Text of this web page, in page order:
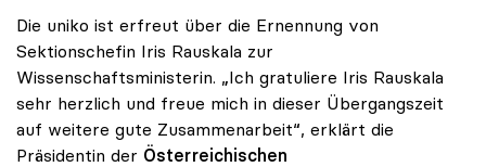
Die uniko ist erfreut über die Ernennung von
Sektionschefin Iris Rauskala zur
Wissenschaftsministerin. „Ich gratuliere Iris Rauskala
sehr herzlich und freue mich in dieser Übergangszeit
auf weitere gute Zusammenarbeit“, erklärt die
Präsidentin der Österreichischen